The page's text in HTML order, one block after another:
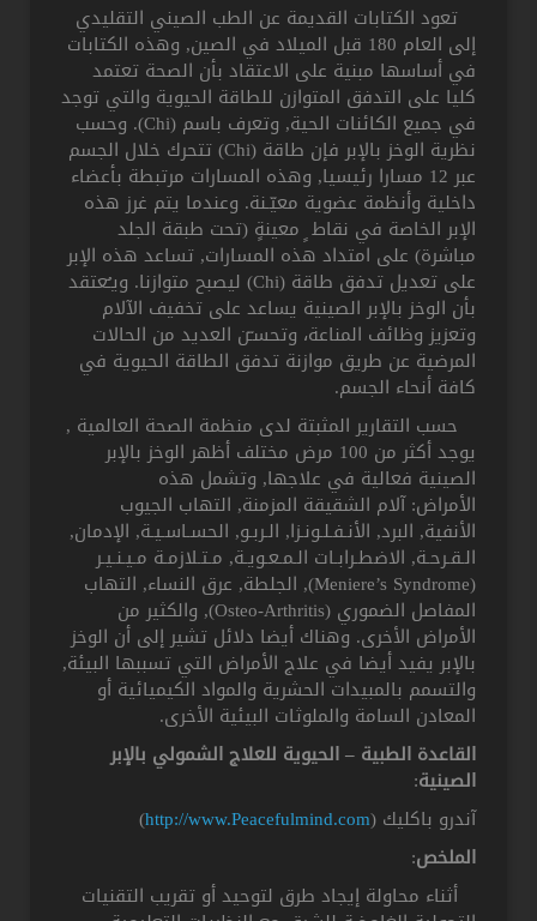
تعود الكتابات القديمة عن الطب الصيني التقليدي
إلى العام 180 قبل الميلاد في الصين, وهذه الكتابات
في أساسها مبنية على الاعتقاد بأن الصحة تعتمد
كليا على التدفق المتوازن للطاقة الحيوية والتي توجد
في جميع الكائنات الحية, وتعرف باسم (Chi). وحسب
نظرية الوخز بالإبر فإن طاقة (Chi) تتحرك خلال الجسم
عبر 12 مسارا رئيسيا, وهذه المسارات مرتبطة بأعضاء
داخلية وأنظمة عضوية معيّـنة. وعندما يتم غرز هذه
الإبر الخاصة في نقاط ٍ معينةٍ (تحت طبقة الجلد
مباشرة) على امتداد هذه المسارات, تساعد هذه الإبر
على تعديل تدفق طاقة (Chi) ليصبح متوازنا. ويـُعتقد
بأن الوخز بالإبر الصينية يساعد على تخفيف الآلام
وتعزيز وظائف المناعة، وتحسـّن العديد من الحالات
المرضية عن طريق موازنة تدفق الطاقة الحيوية في
كافة أنحاء الجسم.
حسب التقارير المثبتة لدى منظمة الصحة العالمية ,
يوجد أكثر من 100 مرض مختلف أظهر الوخز بالإبر
الصينية فعالية في علاجها, وتشمل هذه
الأمراض: آلام الشقيقة المزمنة, التهاب الجيوب
الأنفية, البرد, الأنـفـلـونـزا, الـربـو, الحسـاسـيـة, الإدمان,
الـقـرحـة, الاضطـرابـات الـمـعـويـة, مـتـلازمـة مـيـنـيـر
(Meniere’s Syndrome), الجلطة, عرق النساء, التهاب
المفاصل الضموري (Osteo-Arthritis), والكثير من
الأمراض الأخرى. وهناك أيضا دلائل تشير إلى أن الوخز
بالإبر يفيد أيضا في علاج الأمراض التي تسببها البيئة,
والتسمم بالمبيدات الحشرية والمواد الكيميائية أو
المعادن السامة والملوثات البيئية الأخرى.
القاعدة الطبية – الحيوية للعلاج الشمولي بالإبر
الصينية:
آندرو باكليك (http://www.Peacefulmind.com
)
الملخص:
أثناء محاولة إيجاد طرق لتوحيد أو تقريب التقنيات